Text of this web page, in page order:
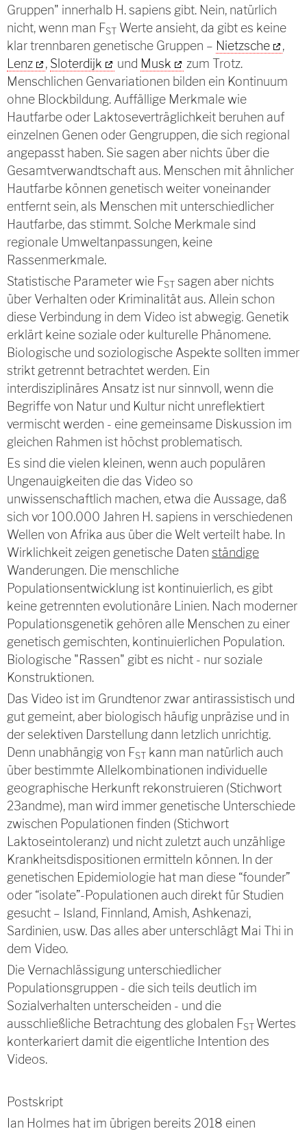
Gruppen" innerhalb H. sapiens gibt. Nein, natürlich
nicht, wenn man FST Werte ansieht, da gibt es keine
klar trennbaren genetische Gruppen – Nietzsche
,
Lenz
, Sloterdijk und Musk
zum Trotz.
Menschlichen Genvariationen bilden ein Kontinuum
ohne Blockbildung. Auffällige Merkmale wie
Hautfarbe oder Laktoseverträglichkeit beruhen auf
einzelnen Genen oder Gengruppen, die sich regional
angepasst haben. Sie sagen aber nichts über die
Gesamtverwandtschaft aus. Menschen mit ähnlicher
Hautfarbe können genetisch weiter voneinander
entfernt sein, als Menschen mit unterschiedlicher
Hautfarbe, das stimmt. Solche Merkmale sind
regionale Umweltanpassungen, keine
Rassenmerkmale.
Statistische Parameter wie FST sagen aber nichts
über Verhalten oder Kriminalität aus. Allein schon
diese Verbindung in dem Video ist abwegig. Genetik
erklärt keine soziale oder kulturelle Phänomene.
Biologische und soziologische Aspekte sollten immer
strikt getrennt betrachtet werden. Ein
interdisziplinäres Ansatz ist nur sinnvoll, wenn die
Begriffe von Natur und Kultur nicht unreflektiert
vermischt werden - eine gemeinsame Diskussion im
gleichen Rahmen ist höchst problematisch.
Es sind die vielen kleinen, wenn auch populären
Ungenauigkeiten die das Video so
unwissenschaftlich machen, etwa die Aussage, daß
sich vor 100.000 Jahren H. sapiens in verschiedenen
Wellen von Afrika aus über die Welt verteilt habe. In
Wirklichkeit zeigen genetische Daten ständige
Wanderungen. Die menschliche
Populationsentwicklung ist kontinuierlich, es gibt
keine getrennten evolutionäre Linien. Nach moderner
Populationsgenetik gehören alle Menschen zu einer
genetisch gemischten, kontinuierlichen Population.
Biologische "Rassen" gibt es nicht - nur soziale
Konstruktionen.
Das Video ist im Grundtenor zwar antirassistisch und
gut gemeint, aber biologisch häufig unpräzise und in
der selektiven Darstellung dann letzlich unrichtig.
Denn unabhängig von FST kann man natürlich auch
über bestimmte Allelkombinationen individuelle
geographische Herkunft rekonstruieren (Stichwort
23andme), man wird immer genetische Unterschiede
zwischen Populationen finden (Stichwort
Laktoseintoleranz) und nicht zuletzt auch unzählige
Krankheitsdispositionen ermitteln können. In der
genetischen Epidemiologie hat man diese “founder”
oder “isolate”-Populationen auch direkt für Studien
gesucht – Island, Finnland, Amish, Ashkenazi,
Sardinien, usw. Das alles aber unterschlägt Mai Thi in
dem Video.
Die Vernachlässigung unterschiedlicher
Populationsgruppen - die sich teils deutlich im
Sozialverhalten unterscheiden - und die
ausschließliche Betrachtung des globalen FST Wertes
konterkariert damit die eigentliche Intention des
Videos.
Postskript
Ian Holmes hat im übrigen bereits 2018 einen